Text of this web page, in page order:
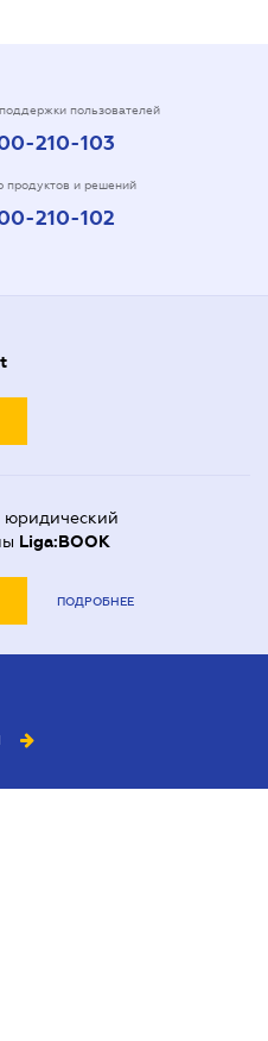
пользователей
210-103
продуктов и решений
210-102
Liga:BOOK
ПОДРОБНЕЕ